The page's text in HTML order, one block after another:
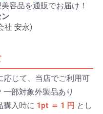
容品を通販でお届け！
社 安永)
応じて、当店でご利用可
部対象外製品あり
購入時に 1pt ＝ 1 円 とし